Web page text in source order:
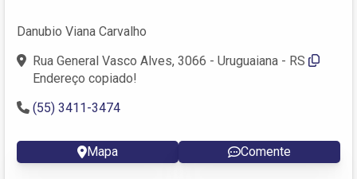
Danubio Viana Carvalho
Rua General Vasco Alves, 3066 - Uruguaiana - RS
Endereço copiado!
(55) 3411-3474
Mapa Comente